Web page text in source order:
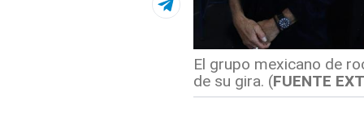
El grupo mexicano de
de su gira. (FUENTE